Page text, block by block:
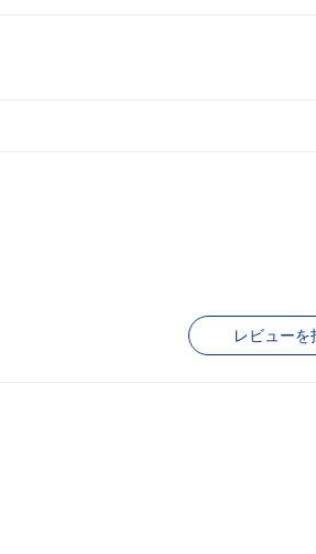
レビューを